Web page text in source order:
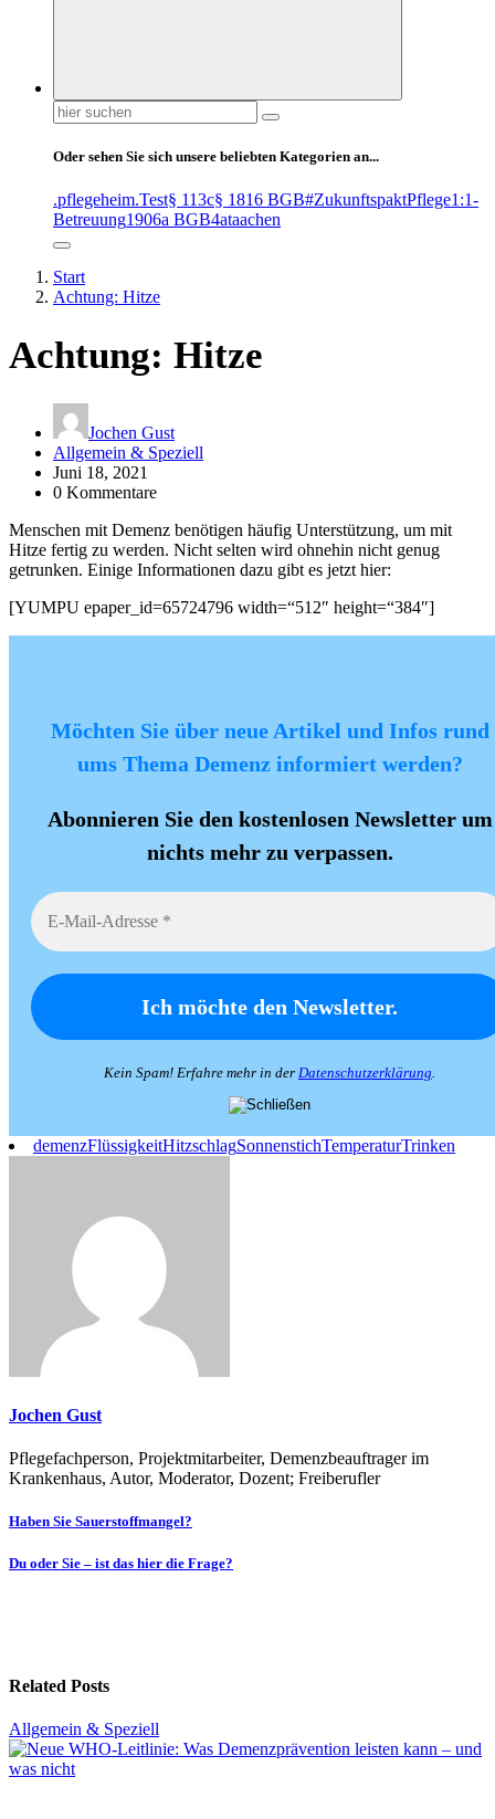
Suchen
nach:
Oder sehen Sie sich unsere beliebten Kategorien an...
.pflegeheim.Test§ 113c§ 1816 BGB#ZukunftspaktPflege1:1-
Betreuung1906a BGB4ataachen
Start
Achtung: Hitze
Achtung: Hitze
Jochen Gust
Allgemein & Speziell
Juni 18, 2021
0 Kommentare
Menschen mit Demenz benötigen häufig Unterstützung, um mit
Hitze fertig zu werden. Nicht selten wird ohnehin nicht genug
getrunken. Einige Informationen dazu gibt es jetzt hier:
[YUMPU epaper_id=65724796 width=“512″ height=“384″]
Möchten Sie über neue Artikel und Infos rund
ums Thema Demenz informiert werden?
Abonnieren Sie den kostenlosen Newsletter um
nichts mehr zu verpassen.
Kein Spam! Erfahre mehr in der Datenschutzerklärung.
demenzFlüssigkeitHitzschlagSonnenstichTemperaturTrinken
Jochen Gust
Pflegefachperson, Projektmitarbeiter, Demenzbeauftrager im
Krankenhaus, Autor, Moderator, Dozent; Freiberufler
Beitragsnavigation
Haben Sie Sauerstoffmangel?
Du oder Sie – ist das hier die Frage?
Related Posts
Allgemein & Speziell